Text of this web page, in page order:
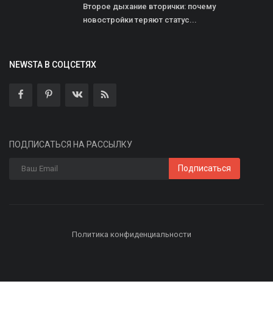
Второе дыхание вторички: почему
новостройки теряют статус...
NEWSTA В СОЦСЕТЯХ
ПОДПИСАТЬСЯ НА РАССЫЛКУ
Подписаться
Политика конфиденциальности